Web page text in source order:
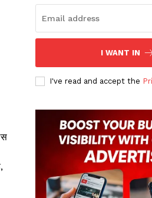
I WANT IN
I've read and accept the